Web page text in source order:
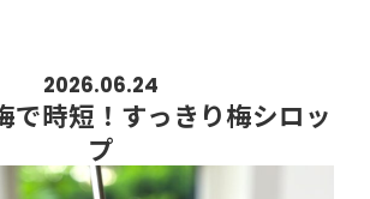
2026.06.24
で時短！すっきり梅シロッ
プ